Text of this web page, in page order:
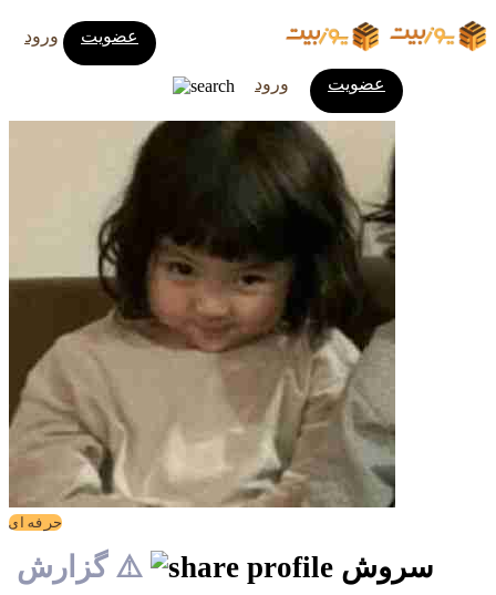
ورود عضویت
ورود عضویت
حرفه‌ای
سروش
⚠️ گزارش